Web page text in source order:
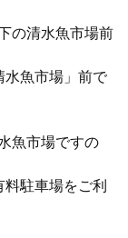
の清水魚市場前
魚市場」前で
魚市場ですの
駐車場をご利